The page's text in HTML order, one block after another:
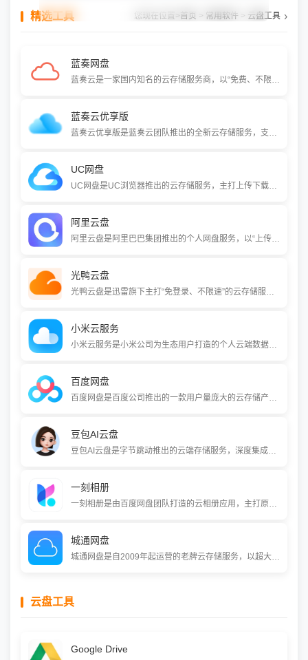
精选工具 您现在位置 > 首页 > 常用软件 > 云盘工具
蓝奏网盘
蓝奏云优享版
UC网盘
阿里云盘
光鸭云盘
小米云服务
百度网盘
豆包AI云盘
一刻相册
城通网盘
云盘工具
Google Drive